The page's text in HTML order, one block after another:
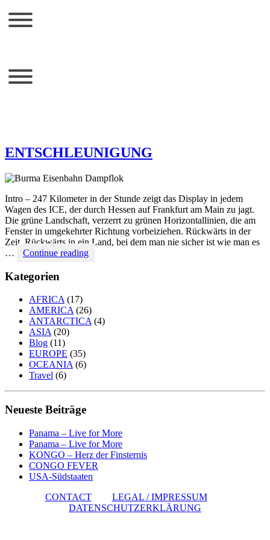
ENTSCHLEUNIGUNG
Intro – 247 Kilometer in der Stunde zeigt das Display in jedem
Wagen des ICE, der durch Hessen auf Frankfurt am Main zu jagt.
Die grüne Landschaft, verzerrt zu grünen Horizontallinien, die am
Fenster in umgekehrter Richtung vorbeiziehen. Rückwärts in der
Zeit. Rückwärts in ein Land, bei dem man nie sicher ist wie man es
…
Continue readingENTSCHLEUNIGUNG
Kategorien
AFRICA (17)
AMERICA (26)
ANTARCTICA (4)
ASIA (20)
Blog (11)
EUROPE (35)
OCEANIA (6)
Travel (6)
Neueste Beiträge
Panama – Live for More
Panama – Live for More
KONGO – Herz der Finsternis
CONGO FEVER
USA-Südstaaten
CONTACT
LEGAL / IMPRESSUM
DATENSCHUTZERKLÄRUNG